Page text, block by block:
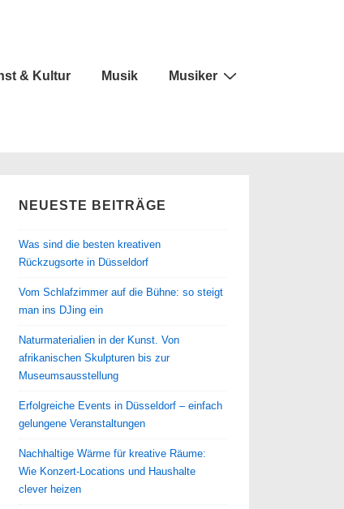
& Kultur Musik Musiker
NEUESTE BEITRÄGE
Was sind die besten kreativen
Rückzugsorte in Düsseldorf
Vom Schlafzimmer auf die Bühne: so steigt
man ins DJing ein
Naturmaterialien in der Kunst. Von
afrikanischen Skulpturen bis zur
Museumsausstellung
Erfolgreiche Events in Düsseldorf – einfach
gelungene Veranstaltungen
Nachhaltige Wärme für kreative Räume:
Wie Konzert-Locations und Haushalte
clever heizen